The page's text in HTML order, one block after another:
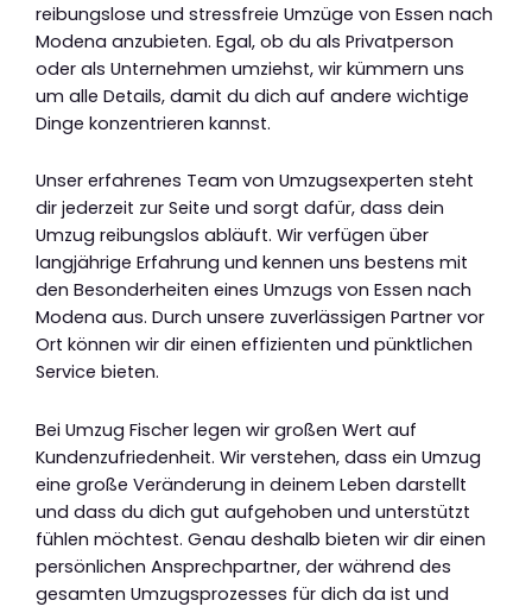
reibungslose und stressfreie Umzüge von Essen nach
Modena anzubieten. Egal, ob du als Privatperson
oder als Unternehmen umziehst, wir kümmern uns
um alle Details, damit du dich auf andere wichtige
Dinge konzentrieren kannst.
Unser erfahrenes Team von Umzugsexperten steht
dir jederzeit zur Seite und sorgt dafür, dass dein
Umzug reibungslos abläuft. Wir verfügen über
langjährige Erfahrung und kennen uns bestens mit
den Besonderheiten eines Umzugs von Essen nach
Modena aus. Durch unsere zuverlässigen Partner vor
Ort können wir dir einen effizienten und pünktlichen
Service bieten.
Bei Umzug Fischer legen wir großen Wert auf
Kundenzufriedenheit. Wir verstehen, dass ein Umzug
eine große Veränderung in deinem Leben darstellt
und dass du dich gut aufgehoben und unterstützt
fühlen möchtest. Genau deshalb bieten wir dir einen
persönlichen Ansprechpartner, der während des
gesamten Umzugsprozesses für dich da ist und